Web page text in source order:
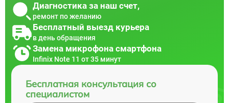
Диагностика за наш счет,
ремонт по желанию
Бесплатный выезд курьера
в день обращения
Замена микрофона смартфона
Infinix Note 11 от 35 минут
Бесплатная консультация со
специалистом